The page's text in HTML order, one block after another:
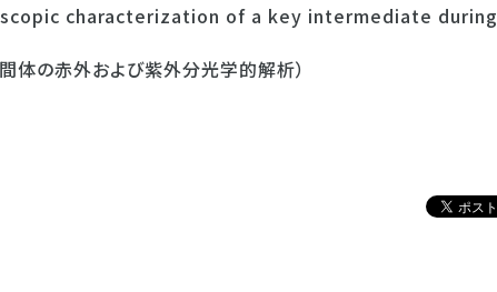
characterization of a key intermediate during
体の赤外および紫外分光学的解析）